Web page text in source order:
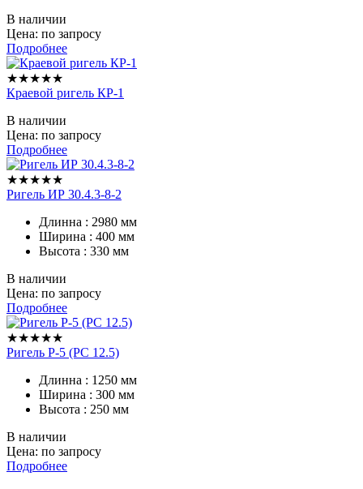
В наличии
Цена: по запросу
Подробнее
★★★★★
Краевой ригель КР-1
В наличии
Цена: по запросу
Подробнее
★★★★★
Ригель ИР 30.4.3-8-2
Длинна : 2980 мм
Ширина : 400 мм
Высота : 330 мм
В наличии
Цена: по запросу
Подробнее
★★★★★
Ригель P-5 (PC 12.5)
Длинна : 1250 мм
Ширина : 300 мм
Высота : 250 мм
В наличии
Цена: по запросу
Подробнее